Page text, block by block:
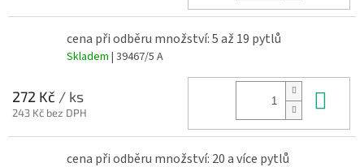
cena při odběru množství: 5 až 19 pytlů
Skladem | 39467/5 A
272 Kč / ks
243 Kč bez DPH
cena při odběru množství: 20 a více pytlů